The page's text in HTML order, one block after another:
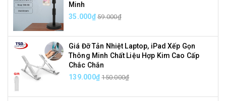
Minh
35.000₫ 59.000₫
Giá Đỡ Tản Nhiệt Laptop, iPad Xếp Gọn
Thông Minh Chất Liệu Hợp Kim Cao Cấp
Chắc Chắn
139.000₫ 150.000₫